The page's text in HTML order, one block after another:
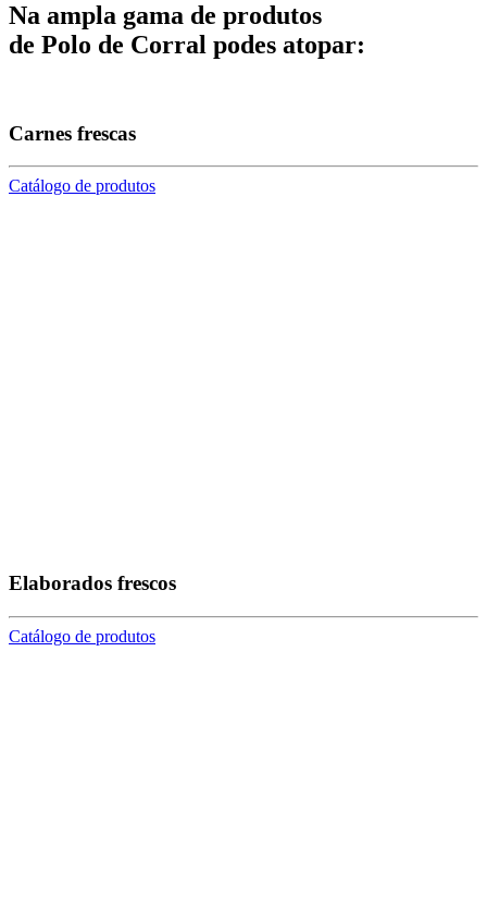
Na ampla gama de produtos
de Polo de Corral podes atopar:
Carnes frescas
Catálogo de produtos
Elaborados frescos
Catálogo de produtos